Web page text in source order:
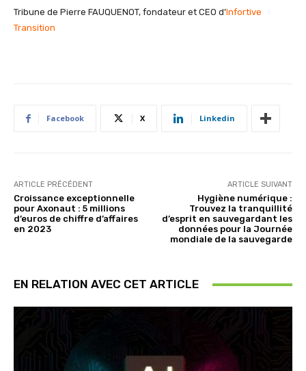
Tribune de Pierre FAUQUENOT, fondateur et CEO d’Infortive
Transition
Facebook X Linkedin
ARTICLE PRÉCÉDENT
Croissance exceptionnelle
pour Axonaut : 5 millions
d’euros de chiffre d’affaires
en 2023
ARTICLE SUIVANT
Hygiène numérique :
Trouvez la tranquillité
d’esprit en sauvegardant les
données pour la Journée
mondiale de la sauvegarde
EN RELATION AVEC CET ARTICLE